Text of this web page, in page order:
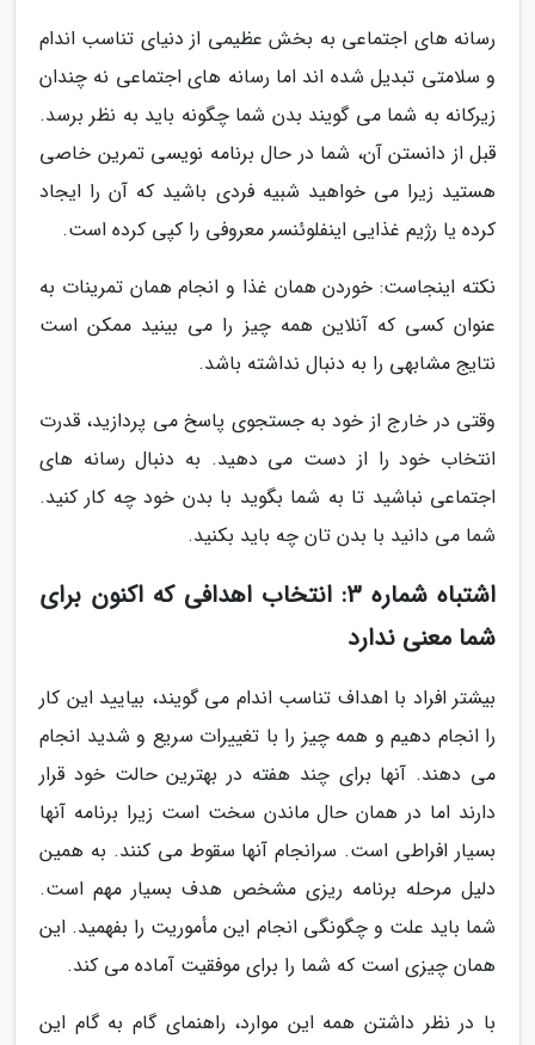
رسانه های اجتماعی به بخش عظیمی از دنیای تناسب اندام
و سلامتی تبدیل شده اند اما رسانه های اجتماعی نه چندان
زیرکانه به شما می گویند بدن شما چگونه باید به نظر برسد.
قبل از دانستن آن، شما در حال برنامه نویسی تمرین خاصی
هستید زیرا می خواهید شبیه فردی باشید که آن را ایجاد
کرده یا رژیم غذایی اینفلوئنسر معروفی را کپی کرده است.
نکته اینجاست: خوردن همان غذا و انجام همان تمرینات به
عنوان کسی که آنلاین همه چیز را می بینید ممکن است
نتایج مشابهی را به دنبال نداشته باشد.
وقتی در خارج از خود به جستجوی پاسخ می پردازید، قدرت
انتخاب خود را از دست می دهید. به دنبال رسانه های
اجتماعی نباشید تا به شما بگوید با بدن خود چه کار کنید.
شما می دانید با بدن تان چه باید بکنید.
اشتباه شماره 3: انتخاب اهدافی که اکنون برای
شما معنی ندارد
بیشتر افراد با اهداف تناسب اندام می گویند، بیایید این کار
را انجام دهیم و همه چیز را با تغییرات سریع و شدید انجام
می دهند. آنها برای چند هفته در بهترین حالت خود قرار
دارند اما در همان حال ماندن سخت است زیرا برنامه آنها
بسیار افراطی است. سرانجام آنها سقوط می کنند. به همین
دلیل مرحله برنامه ریزی مشخص هدف بسیار مهم است.
شما باید علت و چگونگی انجام این مأموریت را بفهمید. این
همان چیزی است که شما را برای موفقیت آماده می کند.
با در نظر داشتن همه این موارد، راهنمای گام به گام این